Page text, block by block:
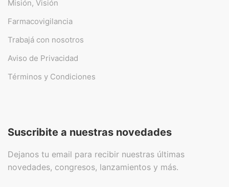
Misión, Visión
Farmacovigilancia
Trabajá con nosotros
Aviso de Privacidad
Términos y Condiciones
Suscribite a nuestras novedades
Dejanos tu email para recibir nuestras últimas
novedades, congresos, lanzamientos y más.